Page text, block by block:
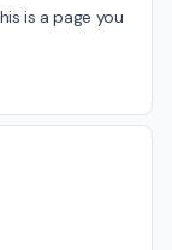
is a page you